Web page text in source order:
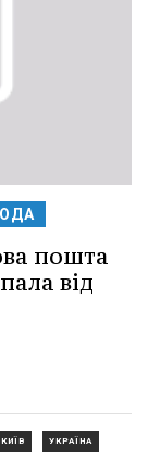
пошта
від
КИЇВ УКРАЇНА